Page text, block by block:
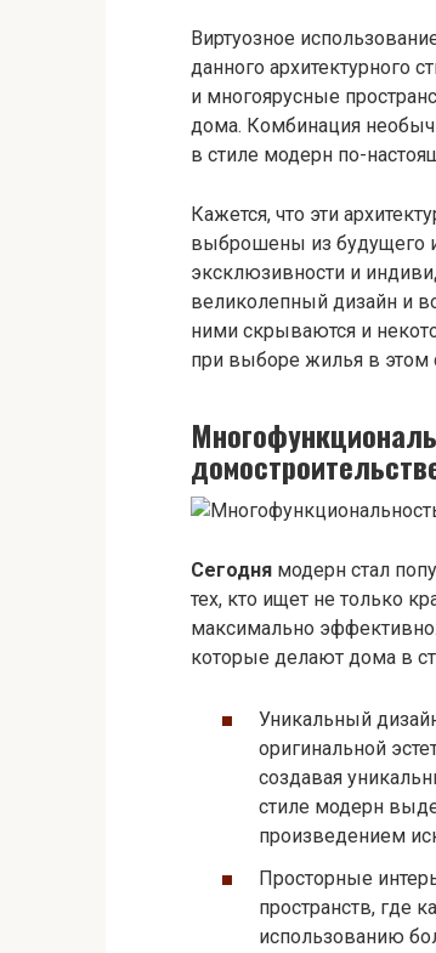
Виртуозное
данного архитектурного
и многоярусные
дома. Комбинация
в стиле модерн по-
Кажется, что эти
выброшены из будущего
эксклюзивности и
великолепный дизайн и
ними скрываются и
при выборе жилья в этом
Сегодня модерн стал
тех, кто ищет не только
максимально
которые делают дома в
Уникальный
оригинальной
создавая
стиле модерн
произведением
Просторные
пространств, где
использованию